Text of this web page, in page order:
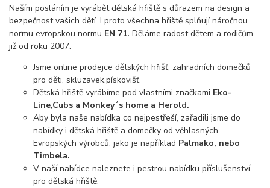
Naším posláním je vyrábět dětská hřiště s důrazem na design a
bezpečnost vašich dětí. I proto všechna hřiště splňují náročnou
normu evropskou normu EN 71. Děláme radost dětem a rodičům
již od roku 2007.
Jsme online prodejce dětských hřišť, zahradních domečků
pro děti, skluzavek,pískovišť.
Dětská hřiště vyrábíme pod vlastními značkami Eko-
Line,Cubs a Monkey´s home a Herold.
Aby byla naše nabídka co nejpestřeší, zařadili jsme do
nabídky i dětská hřiště a domečky od věhlasných
Evropských výrobců, jako je například Palmako, nebo
Timbela.
V naší nabídce naleznete i pestrou nabídku příslušenství
pro dětská hřiště.